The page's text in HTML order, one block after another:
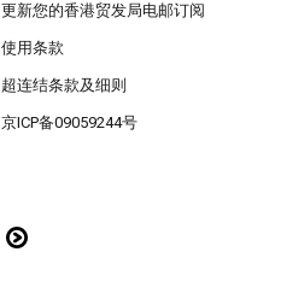
更新您的香港贸发局电邮订阅
使用条款
超连结条款及细则
京ICP备09059244号